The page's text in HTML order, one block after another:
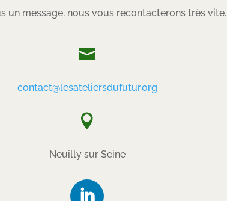
un message, nous vous recontacterons très vite.

contact@lesateliersdufutur.org

Neuilly sur Seine